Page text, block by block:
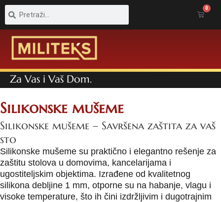
Pretraga 0
Cart
Za Vas i Vaš Dom.
Silikonske mušeme
Silikonske mušeme – Savršena zaštita za vaš
sto
Silikonske mušeme su praktično i elegantno rešenje za
zaštitu stolova u domovima, kancelarijama i
ugostiteljskim objektima. Izrađene od kvalitetnog
silikona debljine 1 mm, otporne su na habanje, vlagu i
visoke temperature, što ih čini izdržljivim i dugotrajnim